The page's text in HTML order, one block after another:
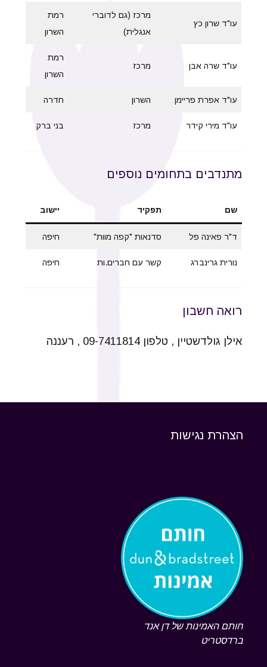
עו"ד שרון כץ
מרכז (גם לדוברי
אנגלית)
רמת
השרון
עו"ד שרה אבן מרכז
רמת
השרון
עו"ד אפרת פריימן השרון חדרה
עו"ד מירי קידר מרכז בני ברק
מתנדבים בתחומים נוספים
שם תפקיד יישוב
ד"ר פאינה פל סדנאות "קפה מוות" חיפה
נורית גרינברג קשר עם חברים.ות חיפה
רואה חשבון
אילן גולדשטיין , טלפון 09-7411814 , רעננה
הצהרת נגישות
חותם האמינות של דן אנד
ברדסטריט